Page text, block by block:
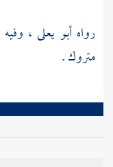
رواهأبو يعلى ، وفيه
متروك .